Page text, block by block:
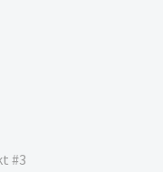
#3